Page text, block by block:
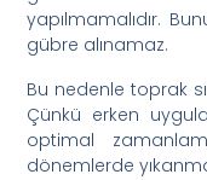
yapılmamalıdır.
gübre alınamaz.
Bu nedenle toprak
Çünkü erken
optimal
dönemlerde